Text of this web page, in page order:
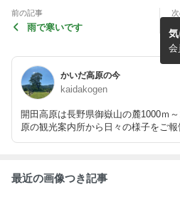
前の記事
雨で寒いです
かいだ高原の今
kaidakogen
開田高原は長野県御嶽山の麓1000ｍ
原の観光案内所から日々の様子をご報
会
最近の画像つき記事